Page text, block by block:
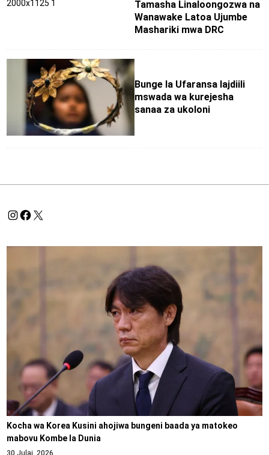
Tamasha Linaloongozwa na
Wanawake Latoa Ujumbe
Mashariki mwa DRC
Bunge la Ufaransa lajdiili
mswada wa kurejesha
sanaa za ukoloni
Kocha wa Korea Kusini ahojiwa bungeni baada ya matokeo
mabovu Kombe la Dunia